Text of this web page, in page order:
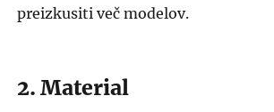
preizkusiti več modelov.
2. Material